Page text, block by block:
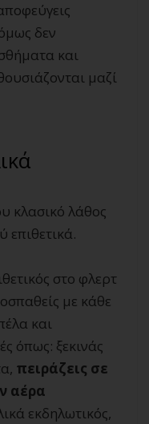
δεν
και
μαζί
κλασικό λάθος
επιθετικά.
στο φλερτ
με κάθε
και
όπως: ξεκινάς
πειράζεις σε
αέρα
εκδηλωτικός,